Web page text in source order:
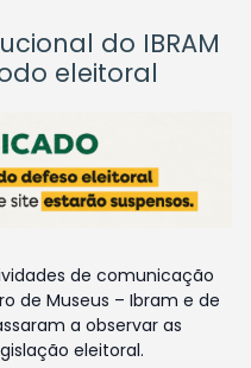
do IBRAM
eleitoral
de comunicação
de Museus – Ibram e de
a observar as
eleitoral.